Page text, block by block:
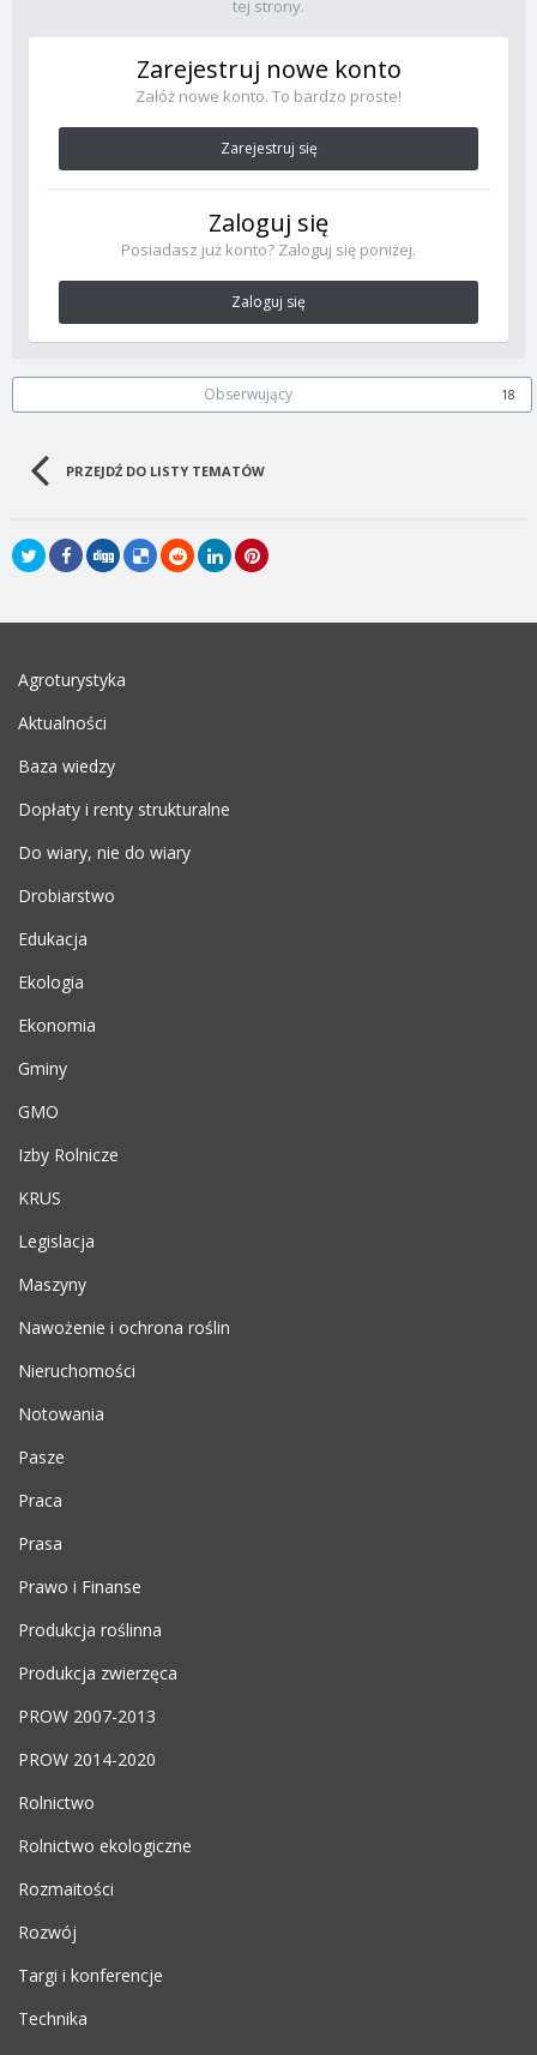
tej strony.
Zarejestruj nowe konto
Załóż nowe konto. To bardzo proste!
Zarejestruj się
Zaloguj się
Posiadasz już konto? Zaloguj się poniżej.
Zaloguj się
Obserwujący 18
PRZEJDŹ DO LISTY TEMATÓW
Agroturystyka
Aktualności
Baza wiedzy
Dopłaty i renty strukturalne
Do wiary, nie do wiary
Drobiarstwo
Edukacja
Ekologia
Ekonomia
Gminy
GMO
Izby Rolnicze
KRUS
Legislacja
Maszyny
Nawożenie i ochrona roślin
Nieruchomości
Notowania
Pasze
Praca
Prasa
Prawo i Finanse
Produkcja roślinna
Produkcja zwierzęca
PROW 2007-2013
PROW 2014-2020
Rolnictwo
Rolnictwo ekologiczne
Rozmaitości
Rozwój
Targi i konferencje
Technika